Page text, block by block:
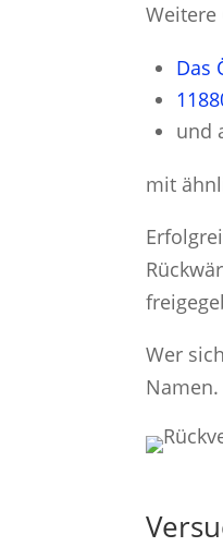
Weitere
Das
und
mit
Wer